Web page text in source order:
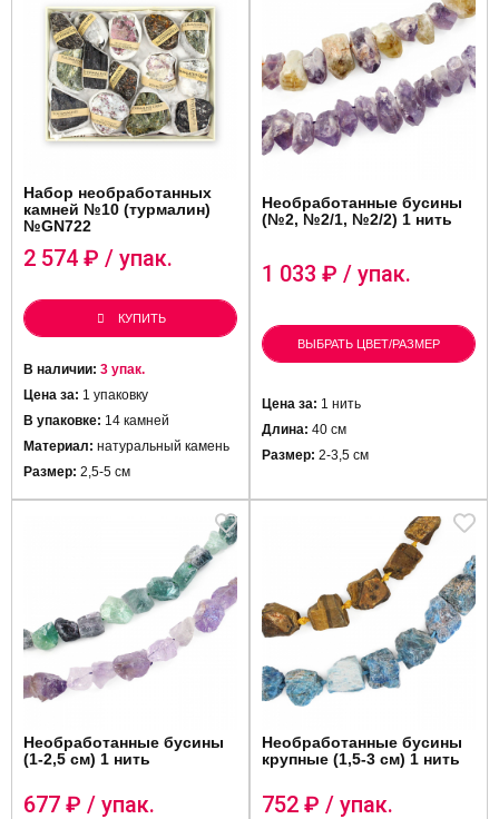
Набор необработанных
камней №10 (турмалин)
№GN722
2 574 ₽ / упак.
КУПИТЬ
В наличии: 3 упак.
Цена за: 1 упаковку
В упаковке: 14 камней
Материал: натуральный камень
Размер: 2,5-5 см
Необработанные бусины
(№2, №2/1, №2/2) 1 нить
1 033 ₽ / упак.
ВЫБРАТЬ ЦВЕТ/РАЗМЕР
Цена за: 1 нить
Длина: 40 см
Размер: 2-3,5 см
Необработанные бусины
(1-2,5 см) 1 нить
677 ₽ / упак.
Необработанные бусины
крупные (1,5-3 см) 1 нить
752 ₽ / упак.